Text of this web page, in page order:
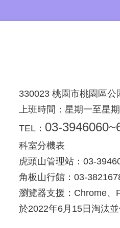
330023 桃園市桃園區公
上班時間：星期一至星
TEL： 03-
科室分機表
虎頭山管理站：03-
角板山行館：03-
瀏覽器支援：Chrome
於2022年6月15日淘汰